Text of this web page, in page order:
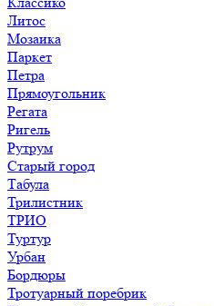
Литос
Мозаика
Паркет
Петра
Прямоугольник
Регата
Ригель
Рутрум
Старый город
Табула
Трилистник
ТРИО
Туртур
Урбан
Бордюры
Тротуарный поребрик